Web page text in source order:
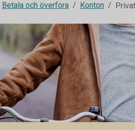
Betala och överföra Konton